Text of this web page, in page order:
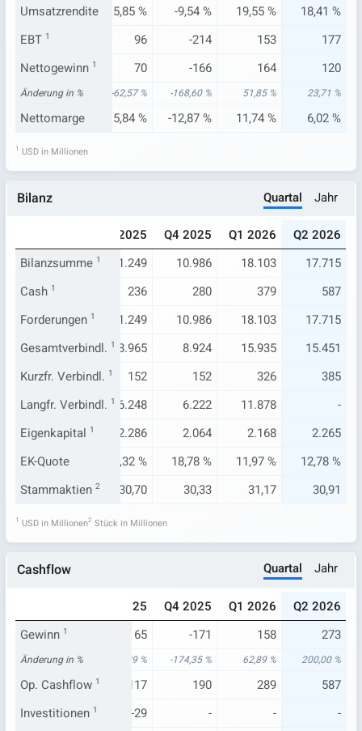
Umsatzrendite
18,47 % 15,85 % -9,54 % 19,55 %
18,41 %
EBT 1 96 -214 153
177
Nettogewinn 1
97 70 -166 164 120
Änderung in %
-17,80 % -62,57 % -168,60 % 51,85 % 23,71 %
Nettomarge
7,89 % 5,84 % -12,87 % 11,74 % 6,02 %
1 USD in Millionen
Bilanz Quartal Jahr
Q3 2025 Q4 2025 Q1 2026
Q2 2026
Bilanzsumme 1
11.328 11.249 10.986 18.103
17.715
Cash 1 236 280 379
587
Forderungen 1
11.328 11.249 10.986 18.103
17.715
Gesamtverbindl. 1
9.072 8.965 8.924 15.935
15.451
Kurzfr. Verbindl. 1
148 152 152 326
385
Langfr. Verbindl. 1
6.275 6.248 6.222 11.878
-
Eigenkapital 1
2.256 2.286 2.064 2.168
2.265
EK-Quote
19,91 % 20,32 % 18,78 % 11,97 %
12,78 %
Stammaktien 2
30,72 30,70 30,33 31,17 30,91
1 USD in Millionen2 Stück in Millionen
Cashflow Quartal Jahr
Q3 2025 Q4 2025 Q1 2026
Q2 2026
Gewinn 1 65 -171 158 273
Änderung in %
-14,15 % -63,89 % -174,35 % 62,89 % 200,00 %
Op. Cashflow 1
247 117 190 289
587
Investitionen 1
-28 -29 - -
-